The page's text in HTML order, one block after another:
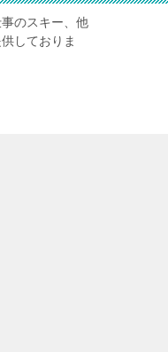
のスキー、他
しておりま